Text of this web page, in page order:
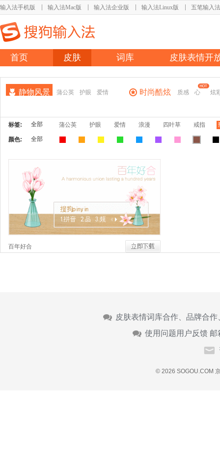
输入法手机版 输入法Mac版 输入法企业版 输入法Linux版 五笔输入法
首页 皮肤 词库 皮肤表情开
静物风景 蒲公英 护眼 爱情 时尚酷炫 质感 心 炫
标签: 全部 蒲公英 护眼 爱情 浪漫 四叶草 戒指
颜色: 全部
百年好合
皮肤表情词库合作、品牌合
使用问题用户反馈 邮
© 2026 SOGOU.COM